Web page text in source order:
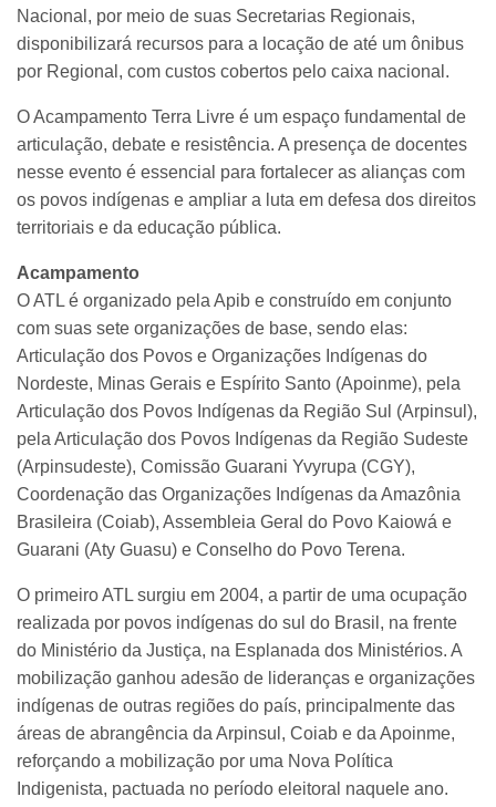
Nacional, por meio de suas Secretarias Regionais,
disponibilizará recursos para a locação de até um ônibus
por Regional, com custos cobertos pelo caixa nacional.
O Acampamento Terra Livre é um espaço fundamental de
articulação, debate e resistência. A presença de docentes
nesse evento é essencial para fortalecer as alianças com
os povos indígenas e ampliar a luta em defesa dos direitos
territoriais e da educação pública.
Acampamento
O ATL é organizado pela Apib e construído em conjunto
com suas sete organizações de base, sendo elas:
Articulação dos Povos e Organizações Indígenas do
Nordeste, Minas Gerais e Espírito Santo (Apoinme), pela
Articulação dos Povos Indígenas da Região Sul (Arpinsul),
pela Articulação dos Povos Indígenas da Região Sudeste
(Arpinsudeste), Comissão Guarani Yvyrupa (CGY),
Coordenação das Organizações Indígenas da Amazônia
Brasileira (Coiab), Assembleia Geral do Povo Kaiowá e
Guarani (Aty Guasu) e Conselho do Povo Terena.
O primeiro ATL surgiu em 2004, a partir de uma ocupação
realizada por povos indígenas do sul do Brasil, na frente
do Ministério da Justiça, na Esplanada dos Ministérios. A
mobilização ganhou adesão de lideranças e organizações
indígenas de outras regiões do país, principalmente das
áreas de abrangência da Arpinsul, Coiab e da Apoinme,
reforçando a mobilização por uma Nova Política
Indigenista, pactuada no período eleitoral naquele ano.